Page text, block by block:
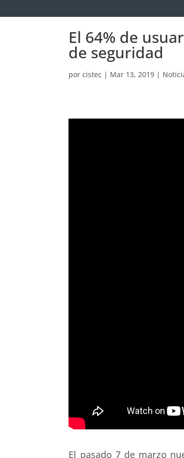
El 64% de
de seguridad
porcistec | Mar 13, 2019 |
El pasado 7 de marzo